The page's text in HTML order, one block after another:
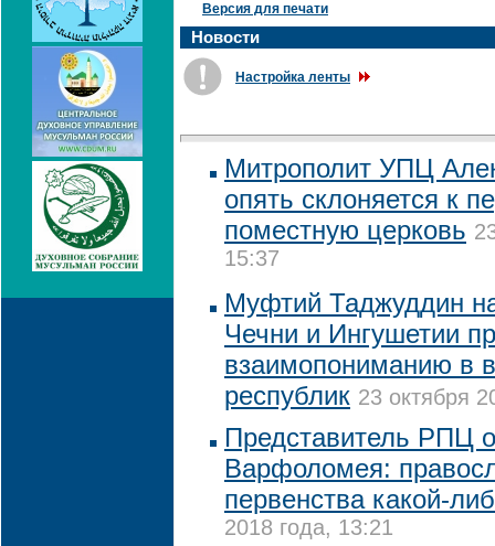
Версия для печати
Новости
Настройка ленты
Митрополит УПЦ
опять склоняется к
поместную церковь
15:37
Муфтий Таджуддин
Чечни и Ингушетии
взаимопониманию в
республик 23 октября
Представитель РПЦ
Варфоломея:
первенства какой-
2018 года, 13:21